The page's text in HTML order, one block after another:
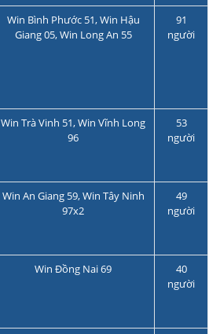
Win Bình Phước 51, Win Hậu
Giang 05, Win Long An 55
91
người
Win Trà Vinh 51, Win Vĩnh Long
96
53
người
Win An Giang 59, Win Tây Ninh
97x2
49
người
Win Đồng Nai 69
40
người